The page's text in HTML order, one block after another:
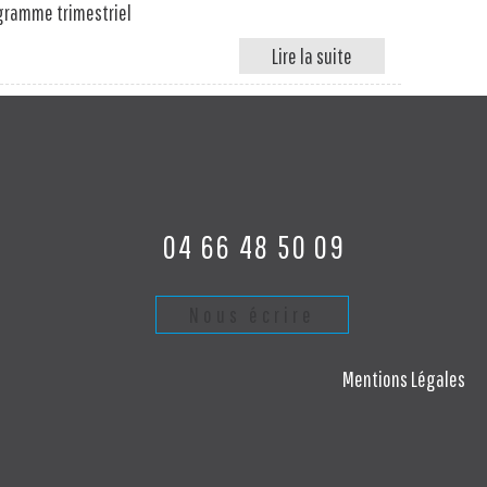
trimestriel
04 66 48 50 09
Mentions Légales